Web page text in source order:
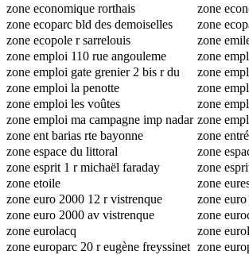
bellanger
zone economique rorthais
zone
bellanger
zone ecoparc bld des demoiselles
zone
zone ecopole r sarrelouis
zone
zone emploi 110 rue angouleme
zone
zone emploi gate grenier 2 bis r du
lugeat
zone
zone emploi la penotte
zone
zone emploi les voûtes
zone
maine
zone emploi ma campagne imp nadar zone
zone ent barias rte bayonne
zone
zone espace du littoral
zone
zone esprit 1 r michaël faraday
zone
zone etoile
zone
zone euro 2000 12 r vistrenque
zone
vistrenque
zone euro 2000 av vistrenque
zone
zone eurolacq
zone
zone europarc 20 r eugène freyssinet zone